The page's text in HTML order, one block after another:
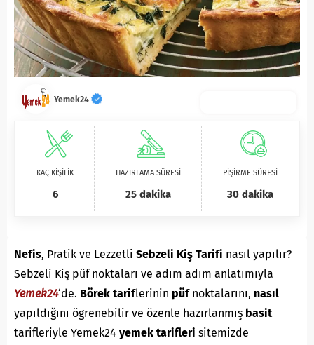
Yemek24
KAÇ KİŞİLİK
6
HAZIRLAMA SÜRESİ
25 dakika
PİŞİRME SÜRESİ
30 dakika
Nefis, Pratik ve Lezzetli Sebzeli Kiş Tarifi nasıl yapılır?
Sebzeli Kiş püf noktaları ve adım adım anlatımıyla
Yemek24‘de. Börek tariflerinin püfnoktalarını, nasıl
yapıldığını ögrenebilir ve özenle hazırlanmış basit
tarifleriyle Yemek24 yemek tarifleri sitemizde